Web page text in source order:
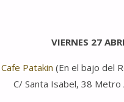
VIERNES 27
Cafe Patakin (En el bajo del
C/ Santa Isabel, 38